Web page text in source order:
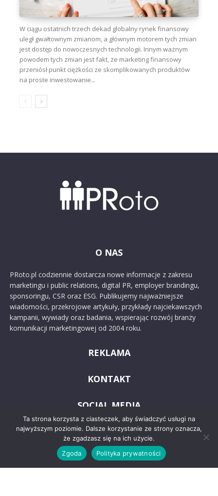
W ciągu ostatnich trzech dekad globalny rynek finansowy
uległ gwałtownym zmianom, a głównym motorem tych zmian
jest dostęp do nowoczesnych technologii. Innym ważnym
powodem tych zmian jest fakt, że marketing finansowy
przeniósł punkt ciężkości ze skomplikowanych produktów
na proste inwestowanie...
O NAS
PRoto.pl codziennie dostarcza nowe informacje z zakresu
marketingu i public relations, digital PR, employer brandingu,
sponsoringu, CSR oraz ESG. Publikujemy najważniejsze
wiadomości, przekrojowe artykuły, przykłady najciekawszych
kampanii, wywiady oraz badania, wspierając rozwój branży
komunikacji marketingowej od 2004 roku.
REKLAMA
KONTAKT
SOCIAL MEDIA
Ta strona korzysta z ciasteczek, aby świadczyć usługi na
najwyższym poziomie. Dalsze korzystanie ze strony oznacza,
że zgadzasz się na ich użycie.
Zgoda
Polityka prywatności